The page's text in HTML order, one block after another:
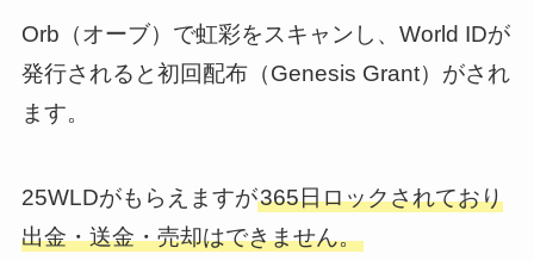
Orb（オーブ）で虹彩をスキャンし、World IDが
発行されると初回配布（Genesis Grant）がされ
ます。
25WLDがもらえますが365日ロックされており
出金・送金・売却はできません。